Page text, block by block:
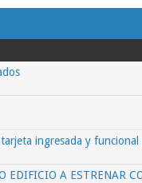
ingresada y
EDIFICIO A ESTRENAR